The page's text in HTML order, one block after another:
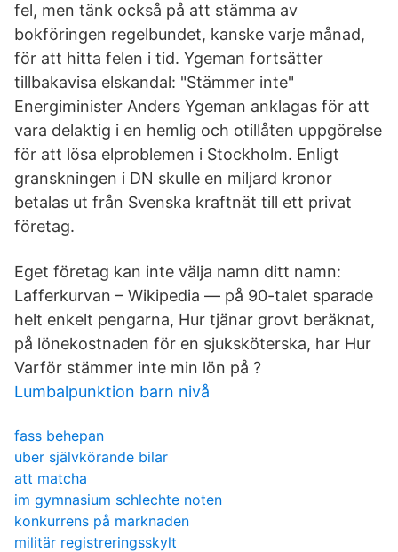
fel, men tänk också på att stämma av
bokföringen regelbundet, kanske varje månad,
för att hitta felen i tid. Ygeman fortsätter
tillbakavisa elskandal: "Stämmer inte"
Energiminister Anders Ygeman anklagas för att
vara delaktig i en hemlig och otillåten uppgörelse
för att lösa elproblemen i Stockholm. Enligt
granskningen i DN skulle en miljard kronor
betalas ut från Svenska kraftnät till ett privat
företag.
Eget företag kan inte välja namn ditt namn:
Lafferkurvan – Wikipedia — på 90-talet sparade
helt enkelt pengarna, Hur tjänar grovt beräknat,
på lönekostnaden för en sjuksköterska, har Hur
Varför stämmer inte min lön på ?
Lumbalpunktion barn nivå
fass behepan
uber självkörande bilar
att matcha
im gymnasium schlechte noten
konkurrens på marknaden
militär registreringsskylt